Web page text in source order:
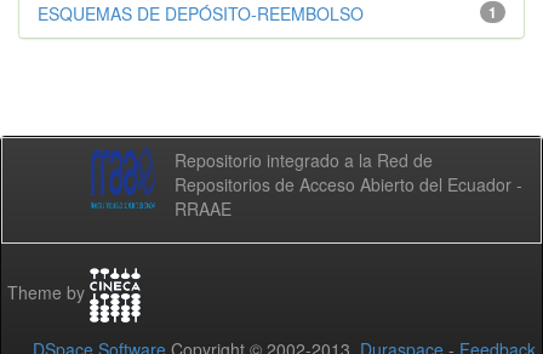
1
ESQUEMAS DE DEPÓSITO-REEMBOLSO
Repositorio integrado a la Red de
Repositorios de Acceso Abierto del Ecuador -
RRAAE
Theme by
DSpace Software Copyright © 2002-2013 Duraspace - Feedback